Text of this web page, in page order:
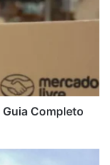
Completo